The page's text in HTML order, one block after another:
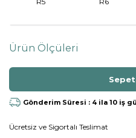
Ürün Ölçüleri
Gönderim Süresi : 4 ila 10 iş
Ücretsiz ve Sigortalı Teslimat